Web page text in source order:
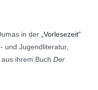
in der „Vorlesezeit“
und Jugendliteratur,
ihrem Buch Der